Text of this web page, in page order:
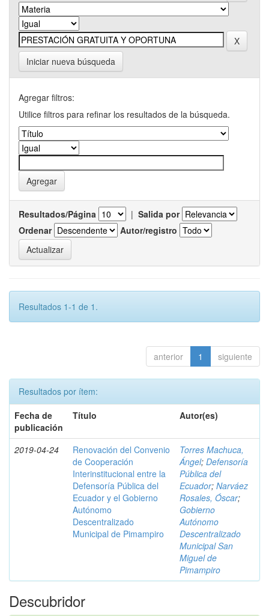
Iniciar nueva búsqueda
Agregar filtros:
Utilice filtros para refinar los resultados de la búsqueda.
Resultados/Página | Salida por
Ordenar
Autor/registro
Resultados 1-1 de 1.
anterior 1 siguiente
Resultados por ítem:
Fecha de
publicación
Título Autor(es)
2019-04-24
Renovación del Convenio
de Cooperación
Interinstitucional entre la
Defensoría Pública del
Ecuador y el Gobierno
Autónomo
Descentralizado
Municipal de Pimampiro
Torres Machuca,
Ángel; Defensoría
Pública del
Ecuador; Narváez
Rosales, Óscar;
Gobierno
Autónomo
Descentralizado
Municipal San
Miguel de
Pimampiro
Descubridor